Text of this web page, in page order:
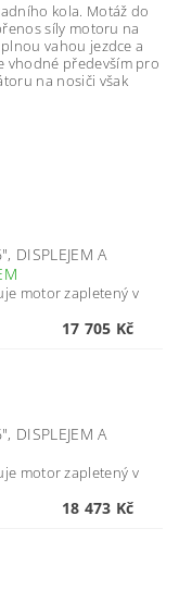
kola. Motáž do
síly motoru na
vahou jezdce a
vhodné především pro
na nosiči však
DISPLEJEM A
motor zapletený v
17 705 Kč
DISPLEJEM A
motor zapletený v
18 473 Kč